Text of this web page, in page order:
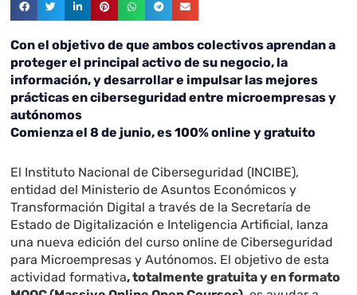
Con el objetivo de que ambos colectivos aprendan a
proteger el principal activo de su negocio, la
información, y desarrollar e impulsar las mejores
prácticas en ciberseguridad entre microempresas y
autónomos
Comienza el 8 de junio, es 100% online y gratuito
El Instituto Nacional de Ciberseguridad (INCIBE),
entidad del Ministerio de Asuntos Económicos y
Transformación Digital a través de la Secretaría de
Estado de Digitalización e Inteligencia Artificial, lanza
una nueva edición del curso online de Ciberseguridad
para Microempresas y Autónomos. El objetivo de esta
actividad formativa, totalmente gratuita y en formato